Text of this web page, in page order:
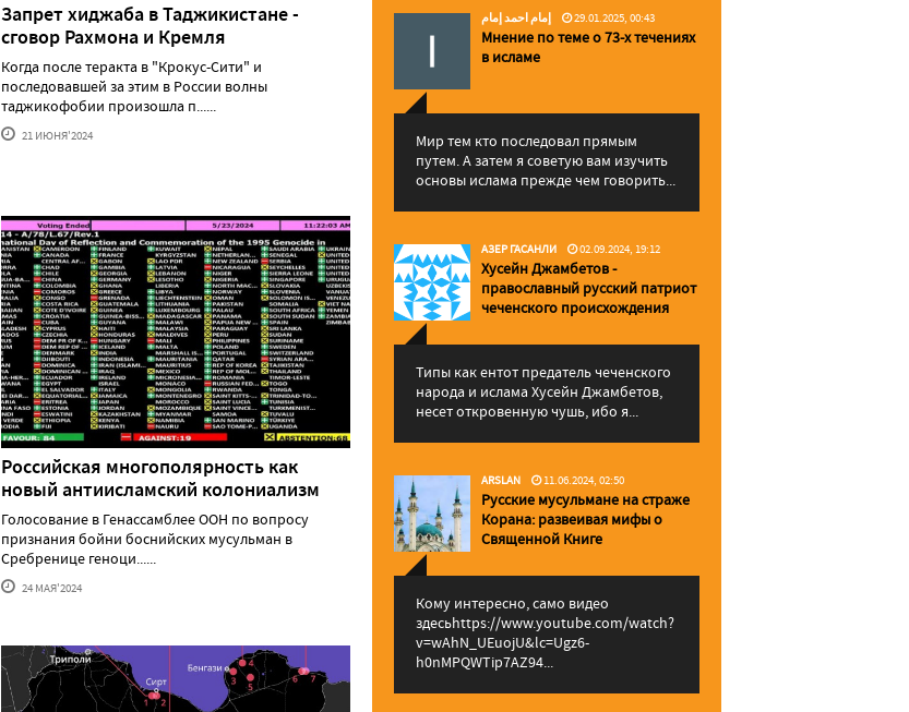
Запрет хиджаба в Таджикистане -
сговор Рахмона и Кремля
Когда после теракта в "Крокус-Сити" и
последовавшей за этим в России волны
таджикофобии произошла п......
21 ИЮНЯ'2024
Российская многополярность как
новый антиисламский колониализм
Голосование в Генассамблее ООН по вопросу
признания бойни боснийских мусульман в
Сребренице геноци......
24 МАЯ'2024
إمام احمد إمام 29.01.2025, 00:43
Мнение по теме о 73-х течениях
в исламе
Мир тем кто последовал прямым
путем. А затем я советую вам изучить
основы ислама прежде чем говорить...
АЗЕР ГАСАНЛИ 02.09.2024, 19:12
Хусейн Джамбетов -
православный русский патриот
чеченского происхождения
Типы как ентот предатель чеченского
народа и ислама Хусейн Джамбетов,
несет откровенную чушь, ибо я...
ARSLAN 11.06.2024, 02:50
Русские мусульмане на страже
Корана: pазвеивая мифы о
Священной Книге
Кому интересно, само видео
здесьhttps://www.youtube.com/watch?
v=wAhN_UEuojU&lc=Ugz6-
h0nMPQWTip7AZ94...